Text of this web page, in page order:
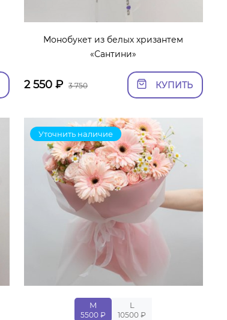
Монобукет из белых хризантем
«Сантини»
2 550₽ 3 750 КУПИТЬ
Уточнить наличие
M
5500 ₽
L
10500 ₽